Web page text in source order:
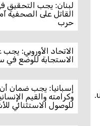
لبنان: يجب التحقيق
القاتل على الصحفية
حرب
الاتحاد الأوروبي: يجب
الاستجابة للوضع في
إسبانيا: يجب ضمان
وكرامته والقيم
للوصول الاستثنائي